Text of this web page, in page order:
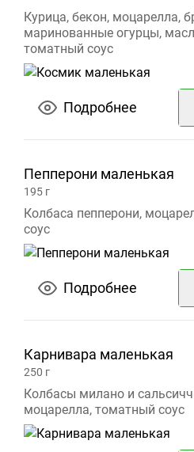
Курица, бекон, моцарелла,
маринованные огурцы,
томатный соус
Подробнее
Пепперони маленькая
195 г
Колбаса пепперони,
соус
Подробнее
Карнивара маленькая
250 г
Колбасы милано и
моцарелла, томатный соус